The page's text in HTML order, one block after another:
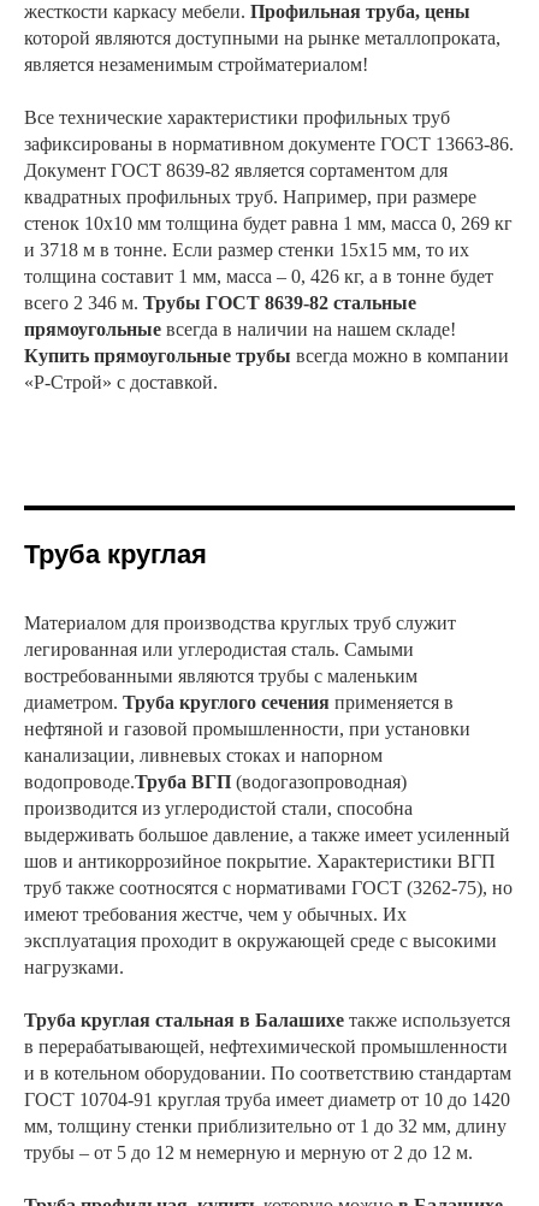
жесткости каркасу мебели. Профильная труба, цены
которой являются доступными на рынке металлопроката,
является незаменимым стройматериалом!
Все технические характеристики профильных труб
зафиксированы в нормативном документе ГОСТ 13663-86.
Документ ГОСТ 8639-82 является сортаментом для
квадратных профильных труб. Например, при размере
стенок 10х10 мм толщина будет равна 1 мм, масса 0, 269 кг
и 3718 м в тонне. Если размер стенки 15х15 мм, то их
толщина составит 1 мм, масса – 0, 426 кг, а в тонне будет
всего 2 346 м. Трубы ГОСТ 8639-82 стальные
прямоугольные всегда в наличии на нашем складе!
Купить прямоугольные трубы всегда можно в компании
«Р-Строй» с доставкой.
Труба круглая
Материалом для производства круглых труб служит
легированная или углеродистая сталь. Самыми
востребованными являются трубы с маленьким
диаметром. Труба круглого сечения применяется в
нефтяной и газовой промышленности, при установки
канализации, ливневых стоках и напорном
водопроводе.Труба ВГП (водогазопроводная)
производится из углеродистой стали, способна
выдерживать большое давление, а также имеет усиленный
шов и антикоррозийное покрытие. Характеристики ВГП
труб также соотносятся с нормативами ГОСТ (3262-75), но
имеют требования жестче, чем у обычных. Их
эксплуатация проходит в окружающей среде с высокими
нагрузками.
Труба круглая стальная в Балашихе также используется
в перерабатывающей, нефтехимической промышленности
и в котельном оборудовании. По соответствию стандартам
ГОСТ 10704-91 круглая труба имеет диаметр от 10 до 1420
мм, толщину стенки приблизительно от 1 до 32 мм, длину
трубы – от 5 до 12 м немерную и мерную от 2 до 12 м.